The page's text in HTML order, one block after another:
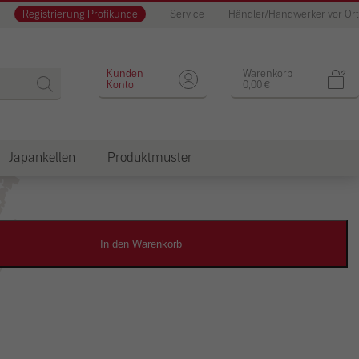
Registrierung Profikunde Service Händler/Handwerker vor Ort
Warenkorb
0,00 €
Kunden
Konto
Japankellen Produktmuster
Designputz
In den Warenkorb